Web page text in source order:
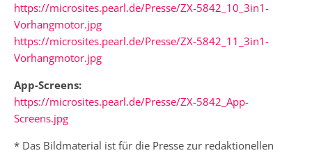
https://microsites.pearl.de/Presse/ZX-5842_10_3in1-
Vorhangmotor.jpg
https://microsites.pearl.de/Presse/ZX-5842_11_3in1-
Vorhangmotor.jpg
App-Screens:
https://microsites.pearl.de/Presse/ZX-5842_App-
Screens.jpg
* Das Bildmaterial ist für die Presse zur redaktionellen